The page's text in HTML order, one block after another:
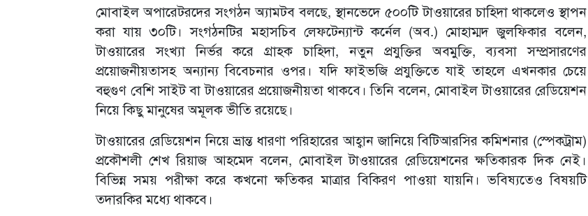
মোবাইল অপারেটরদের সংগঠন অ্যামটব বলছে, স্থানভেদে ৫০০টি টাওয়ারের চাহিদা থাকলেও স্থাপন
করা যায় ৩০টি। সংগঠনটির মহাসচিব লেফটেন্যান্ট কর্নেল (অব.) মোহাম্মদ জুলফিকার বলেন,
টাওয়ারের সংখ্যা নির্ভর করে গ্রাহক চাহিদা, নতুন প্রযুক্তির অবমুক্তি, ব্যবসা সম্প্রসারণের
প্রয়োজনীয়তাসহ অন্যান্য বিবেচনার ওপর। যদি ফাইভজি প্রযুক্তিতে যাই তাহলে এখনকার চেয়ে
বহুগুণ বেশি সাইট বা টাওয়ারের প্রয়োজনীয়তা থাকবে। তিনি বলেন, মোবাইল টাওয়ারের রেডিয়েশন
নিয়ে কিছু মানুষের অমূলক ভীতি রয়েছে।
টাওয়ারের রেডিয়েশন নিয়ে ভ্রান্ত ধারণা পরিহারের আহ্বান জানিয়ে বিটিআরসির কমিশনার (স্পেকট্রাম)
প্রকৌশলী শেখ রিয়াজ আহমেদ বলেন, মোবাইল টাওয়ারের রেডিয়েশনের ক্ষতিকারক দিক নেই।
বিভিন্ন সময় পরীক্ষা করে কখনো ক্ষতিকর মাত্রার বিকিরণ পাওয়া যায়নি। ভবিষ্যতেও বিষয়টি
তদারকির মধ্যে থাকবে।